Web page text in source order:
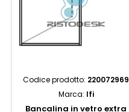
Codice prodotto: 220072969
Marca: Ifi
Bancalina in vetro extra